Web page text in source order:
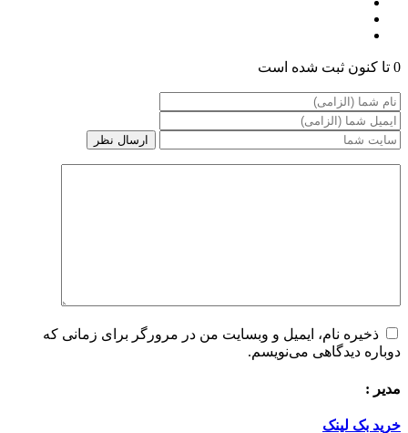
0 تا کنون ثبت شده است
ذخیره نام، ایمیل و وبسایت من در مرورگر برای زمانی که
دوباره دیدگاهی می‌نویسم.
مدیر :
خرید بک لینک